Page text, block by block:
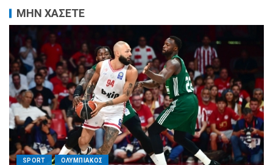
ΜΗΝ ΧΑΣΕΤΕ
SPORT ΟΛΥΜΠΙΑΚΟΣ